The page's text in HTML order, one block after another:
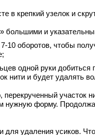
в крепкий узелок и
большими и
10 оборотов, чтобы
одной руки добиться
нити и будет удалять
перекрученный участок
нужную форму.
для удаления усиков.